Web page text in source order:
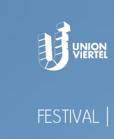
FESTIVAL